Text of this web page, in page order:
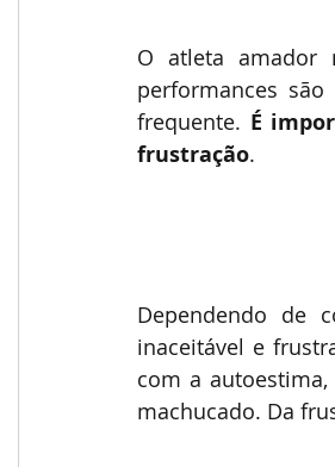
O atleta amador
performances
frequente. É
frustração.
Dependendo de
inaceitável e
com a
machucado. Da